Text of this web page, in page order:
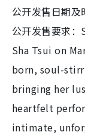
公开发售日期
公开发售要求
Sha Tsui on
born, soul-
bringing her
heartfelt
intimate,